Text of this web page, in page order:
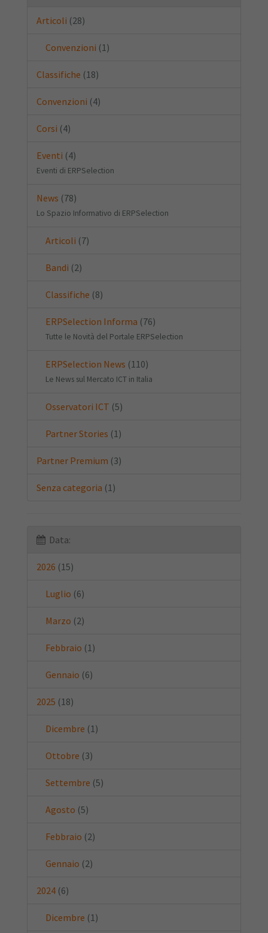
Articoli (28)
Convenzioni (1)
Classifiche (18)
Convenzioni (4)
Corsi (4)
Eventi (4)
Eventi di ERPSelection
News (78)
Lo Spazio Informativo di ERPSelection
Articoli (7)
Bandi (2)
Classifiche (8)
ERPSelection Informa (76)
Tutte le Novità del Portale ERPSelection
ERPSelection News (110)
Le News sul Mercato ICT in Italia
Osservatori ICT (5)
Partner Stories (1)
Partner Premium (3)
Senza categoria (1)
Data:
2026 (15)
Luglio (6)
Marzo (2)
Febbraio (1)
Gennaio (6)
2025 (18)
Dicembre (1)
Ottobre (3)
Settembre (5)
Agosto (5)
Febbraio (2)
Gennaio (2)
2024 (6)
Dicembre (1)